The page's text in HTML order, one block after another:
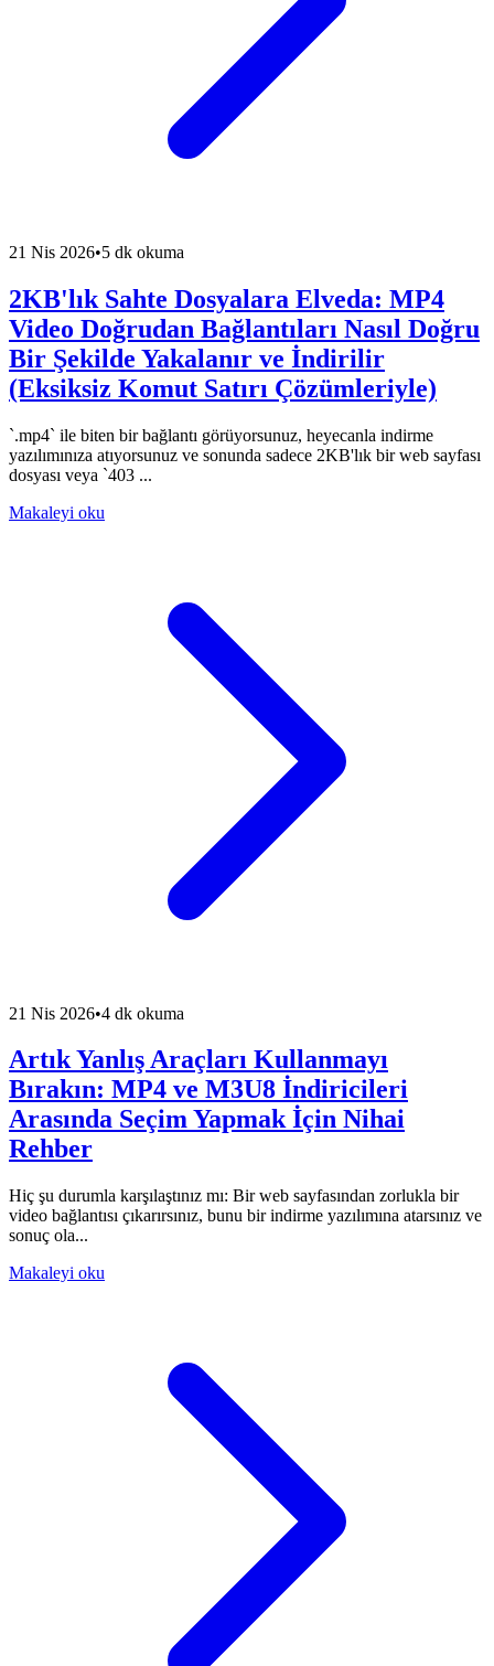
21 Nis 2026•5 dk okuma
2KB'lık Sahte Dosyalara Elveda: MP4
Video Doğrudan Bağlantıları Nasıl Doğru
Bir Şekilde Yakalanır ve İndirilir
(Eksiksiz Komut Satırı Çözümleriyle)
`.mp4` ile biten bir bağlantı görüyorsunuz, heyecanla indirme
yazılımınıza atıyorsunuz ve sonunda sadece 2KB'lık bir web sayfası
dosyası veya `403 ...
Makaleyi oku
21 Nis 2026•4 dk okuma
Artık Yanlış Araçları Kullanmayı
Bırakın: MP4 ve M3U8 İndiricileri
Arasında Seçim Yapmak İçin Nihai
Rehber
Hiç şu durumla karşılaştınız mı: Bir web sayfasından zorlukla bir
video bağlantısı çıkarırsınız, bunu bir indirme yazılımına atarsınız ve
sonuç ola...
Makaleyi oku